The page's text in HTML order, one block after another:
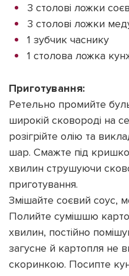
3 столові ложки
3 столові ложки
1 зубчик часнику
1 столова ложка
Приготування:
Ретельно промийте
широкій сковороді на
розігрійте олію та
шар. Смажте під
хвилин струшуючи
приготування.
Змішайте соєвий соус,
Полийте сумішшю
хвилин, постійно
загусне й картопля не
скоринкою. Посипте